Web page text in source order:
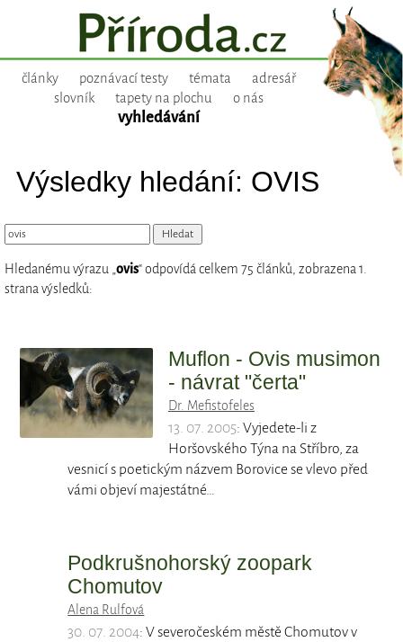
články poznávací testy témata
adresář
slovník
tapety na plochu o nás
vyhledávání
Výsledky hledání: OVIS
Hledanému výrazu „ovis“ odpovídá celkem 75 článků, zobrazena 1.
strana výsledků:
Muflon - Ovis musimon
- návrat "čerta"
Dr. Mefistofeles
13. 07. 2005: Vyjedete-li z
Horšovského Týna na Stříbro, za
vesnicí s poetickým názvem Borovice se vlevo před
vámi objeví majestátné…
Podkrušnohorský zoopark
Chomutov
Alena Rulfová
30. 07. 2004: V severočeském městě Chomutov v